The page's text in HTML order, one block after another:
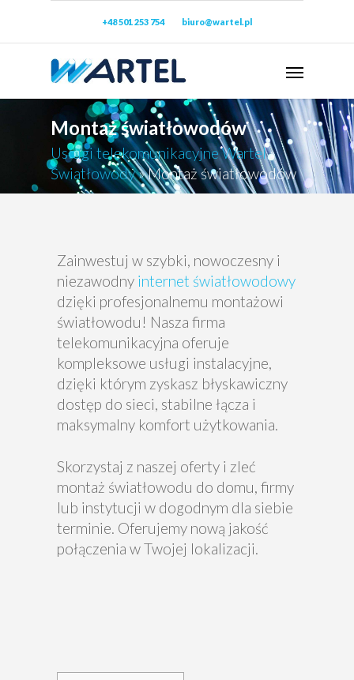
+48 501 253 754 biuro@wartel.pl
Montaż światłowodów
Usługi telekomunikacyjne Wartel»
Światłowody»Montaż światłowodów
Zainwestuj w szybki, nowoczesny i
niezawodny internet światłowodowy
dzięki profesjonalnemu montażowi
światłowodu! Nasza firma
telekomunikacyjna oferuje
kompleksowe usługi instalacyjne,
dzięki którym zyskasz błyskawiczny
dostęp do sieci, stabilne łącza i
maksymalny komfort użytkowania.
Skorzystaj z naszej oferty i zleć
montaż światłowodu do domu, firmy
lub instytucji w dogodnym dla siebie
terminie. Oferujemy nową jakość
połączenia w Twojej lokalizacji.